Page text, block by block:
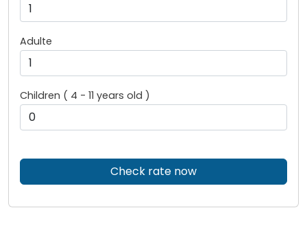
Adulte
Children ( 4 - 11 years old )
Check rate now